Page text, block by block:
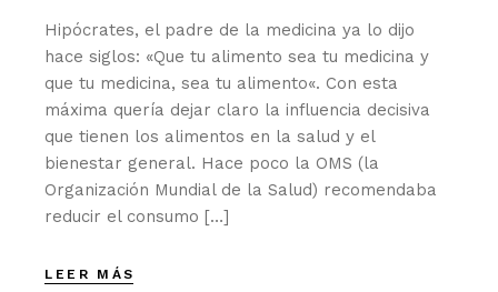
Hipócrates, el padre de la medicina ya lo dijo
hace siglos: «Que tu alimento sea tu medicina y
que tu medicina, sea tu alimento«. Con esta
máxima quería dejar claro la influencia decisiva
que tienen los alimentos en la salud y el
bienestar general. Hace poco la OMS (la
Organización Mundial de la Salud) recomendaba
reducir el consumo […]
LEER MÁS